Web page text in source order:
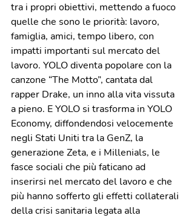
tra i propri obiettivi, mettendo a fuoco
quelle che sono le priorità: lavoro,
famiglia, amici, tempo libero, con
impatti importanti sul mercato del
lavoro. YOLO diventa popolare con la
canzone “The Motto”, cantata dal
rapper Drake, un inno alla vita vissuta
a pieno. E YOLO si trasforma in YOLO
Economy, diffondendosi velocemente
negli Stati Uniti tra la GenZ, la
generazione Zeta, e i Millenials, le
fasce sociali che più faticano ad
inserirsi nel mercato del lavoro e che
più hanno sofferto gli effetti collaterali
della crisi sanitaria legata alla